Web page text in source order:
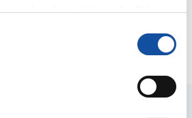
vos données et à leurs finalités.
la Déclaration relative aux
sur l'icône de confidentialité.
nous aimerions également :